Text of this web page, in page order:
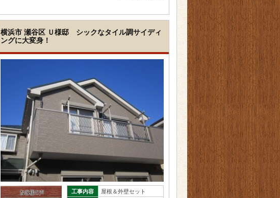
横浜市 瀬谷区 Ｕ様邸 シックなタイル調サイディ
ングに大変身！
工事内容
屋根＆外壁セット